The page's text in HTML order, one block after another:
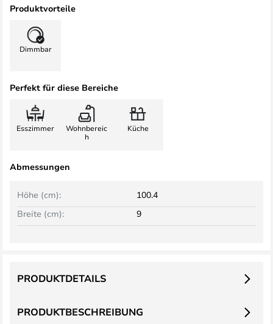
Produktvorteile
Dimmbar
Perfekt für diese Bereiche
Esszimmer
Wohnbereic
h
Küche
Abmessungen
Breite (cm): 9
Höhe (cm): 100.4
PRODUKTBESCHREIBUNG
PRODUKTDETAILS